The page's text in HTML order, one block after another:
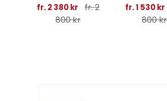
fr. 2 380 kr
fr. 2
800 kr
fr. 1 530 kr
800 kr